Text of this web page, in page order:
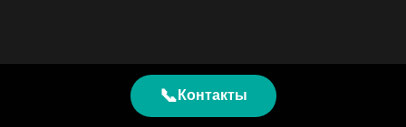
📞 Контакты